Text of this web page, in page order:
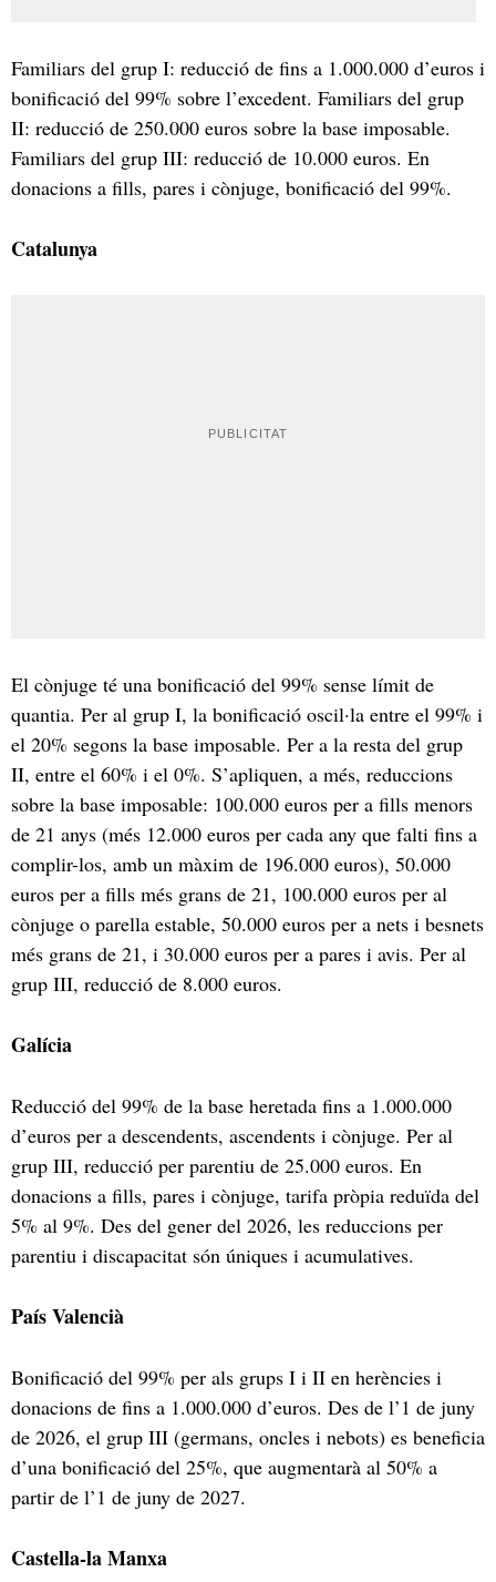
Familiars del grup I: reducció de fins a 1.000.000 d’euros i
bonificació del 99% sobre l’excedent. Familiars del grup
II: reducció de 250.000 euros sobre la base imposable.
Familiars del grup III: reducció de 10.000 euros. En
donacions a fills, pares i cònjuge, bonificació del 99%.
Catalunya
El cònjuge té una bonificació del 99% sense límit de
quantia. Per al grup I, la bonificació oscil·la entre el 99% i
el 20% segons la base imposable. Per a la resta del grup
II, entre el 60% i el 0%. S’apliquen, a més, reduccions
sobre la base imposable: 100.000 euros per a fills menors
de 21 anys (més 12.000 euros per cada any que falti fins a
complir-los, amb un màxim de 196.000 euros), 50.000
euros per a fills més grans de 21, 100.000 euros per al
cònjuge o parella estable, 50.000 euros per a nets i besnets
més grans de 21, i 30.000 euros per a pares i avis. Per al
grup III, reducció de 8.000 euros.
Galícia
Reducció del 99% de la base heretada fins a 1.000.000
d’euros per a descendents, ascendents i cònjuge. Per al
grup III, reducció per parentiu de 25.000 euros. En
donacions a fills, pares i cònjuge, tarifa pròpia reduïda del
5% al ​​9%. Des del gener del 2026, les reduccions per
parentiu i discapacitat són úniques i acumulatives.
País Valencià
Bonificació del 99% per als grups I i II en herències i
donacions de fins a 1.000.000 d’euros. Des de l’1 de juny
de 2026, el grup III (germans, oncles i nebots) es beneficia
d’una bonificació del 25%, que augmentarà al 50% a
partir de l’1 de juny de 2027.
Castella-la Manxa